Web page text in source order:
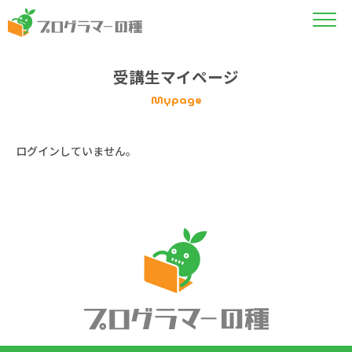
受講生マイページ
Mypage
ログインしていません。